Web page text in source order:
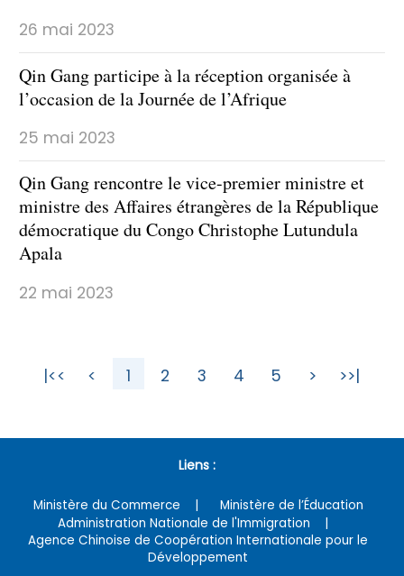
26 mai 2023
Qin Gang participe à la réception organisée à
l’occasion de la Journée de l’Afrique
25 mai 2023
Qin Gang rencontre le vice-premier ministre et
ministre des Affaires étrangères de la République
démocratique du Congo Christophe Lutundula
Apala
22 mai 2023
|<< < 1 2 3 4 5 > >>|
Liens :
Ministère du Commerce
Ministère de l’Éducation
Administration Nationale de l'Immigration
Agence Chinoise de Coopération Internationale pour le
Développement